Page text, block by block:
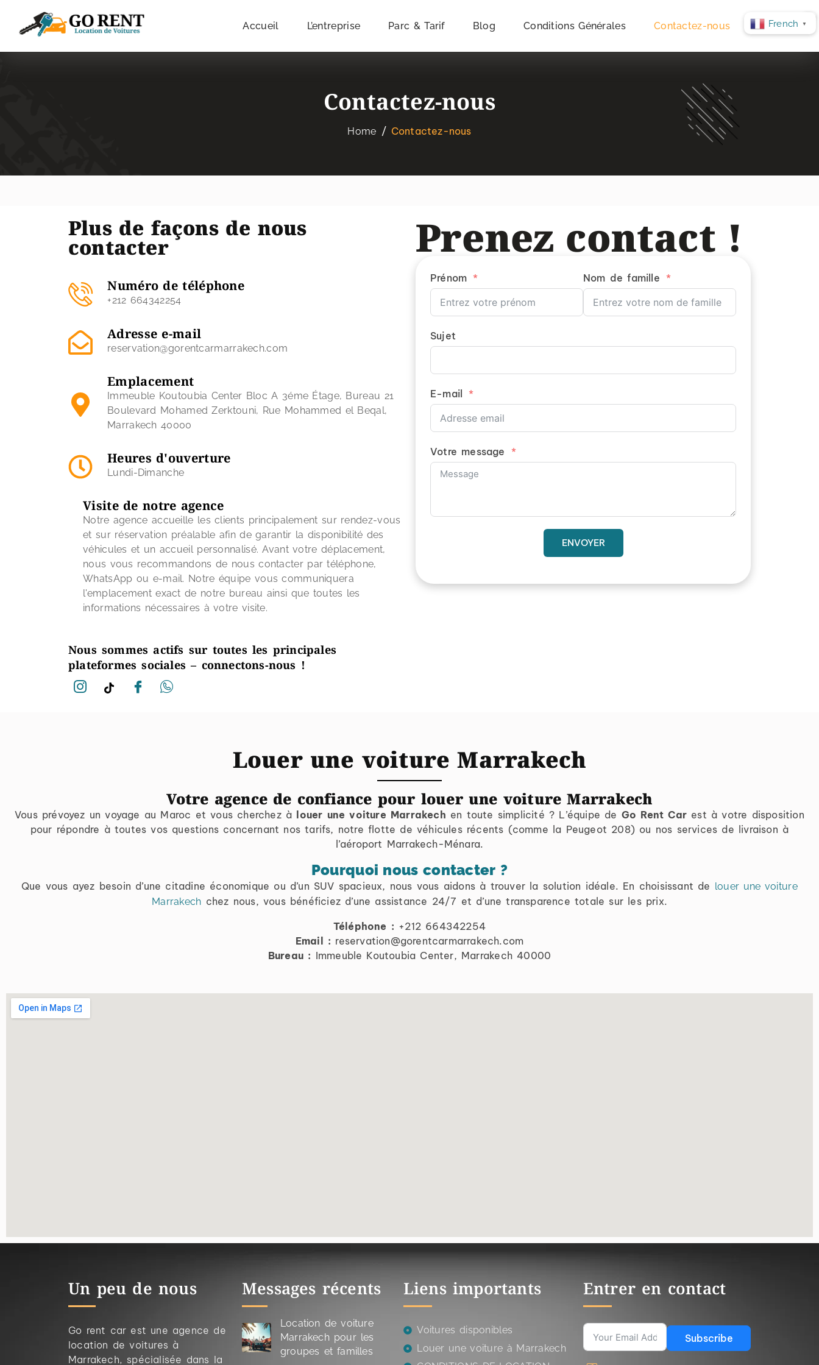
Accueil L’entreprise Parc & Tarif Blog Conditions Générales Contactez-nous
Contactez-nous
Home Contactez-nous
Plus de façons de nous
contacter
Numéro de téléphone
+212 664342254
Adresse e-mail
reservation@gorentcarmarrakech.com
Emplacement
Immeuble Koutoubia Center Bloc A 3éme Étage, Bureau 21
Boulevard Mohamed Zerktouni, Rue Mohammed el Beqal,
Marrakech 40000
Heures d'ouverture
Lundi-Dimanche
Visite de notre agence
Notre agence accueille les clients principalement sur rendez-vous
et sur réservation préalable afin de garantir la disponibilité des
véhicules et un accueil personnalisé. Avant votre déplacement,
nous vous recommandons de nous contacter par téléphone,
WhatsApp ou e-mail. Notre équipe vous communiquera
l'emplacement exact de notre bureau ainsi que toutes les
informations nécessaires à votre visite.
Nous sommes actifs sur toutes les principales
plateformes sociales – connectons-nous !
Prenez contact !
Prénom Nom de famille
Sujet
E-mail
Votre message
ENVOYER
Louer une voiture Marrakech
Votre agence de confiance pour louer une voiture Marrakech
Vous prévoyez un voyage au Maroc et vous cherchez à louer une voiture Marrakech en toute simplicité ? L’équipe de Go Rent Car est à votre disposition
pour répondre à toutes vos questions concernant nos tarifs, notre flotte de véhicules récents (comme la Peugeot 208) ou nos services de livraison à
l’aéroport Marrakech-Ménara.
Pourquoi nous contacter ?
Que vous ayez besoin d’une citadine économique ou d’un SUV spacieux, nous vous aidons à trouver la solution idéale. En choisissant de louer une voiture
Marrakech chez nous, vous bénéficiez d’une assistance 24/7 et d’une transparence totale sur les prix.
Téléphone : +212 664342254
Email : reservation@gorentcarmarrakech.com
Bureau : Immeuble Koutoubia Center, Marrakech 40000
Un peu de nous
Go rent car est une agence de
location de voitures à
Marrakech, spécialisée dans la
Messages récents
Location de voiture
Marrakech pour les
groupes et familles
Liens importants
Voitures disponibles
Louer une voiture à Marrakech
Entrer en contact
Subscribe
French ▼